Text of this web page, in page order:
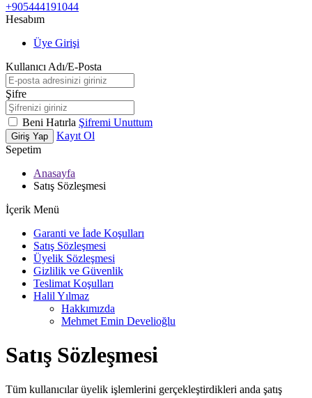
+905444191044
Hesabım
Üye Girişi
Kullanıcı Adı/E-Posta
Şifre
Beni Hatırla Şifremi Unuttum
Giriş Yap
Kayıt Ol
Sepetim
Anasayfa
Satış Sözleşmesi
İçerik Menü
Garanti ve İade Koşulları
Satış Sözleşmesi
Üyelik Sözleşmesi
Gizlilik ve Güvenlik
Teslimat Koşulları
Halil Yılmaz
Hakkımızda
Mehmet Emin Develioğlu
Satış Sözleşmesi
Tüm kullanıcılar üyelik işlemlerini gerçekleştirdikleri anda şatış